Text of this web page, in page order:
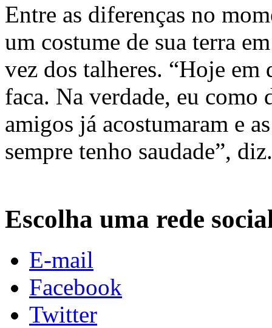
Entre as diferenças no
um costume de sua terra
vez dos talheres. “Hoje
faca. Na verdade, eu como
amigos já acostumaram e
sempre tenho saudade”,
Escolha uma rede
E-mail
Facebook
Twitter